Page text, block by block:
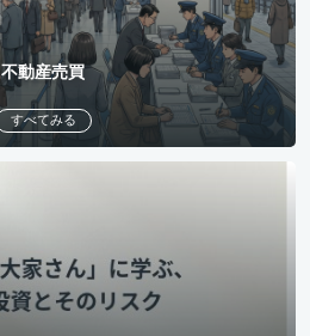
不動産売買
すべてみる